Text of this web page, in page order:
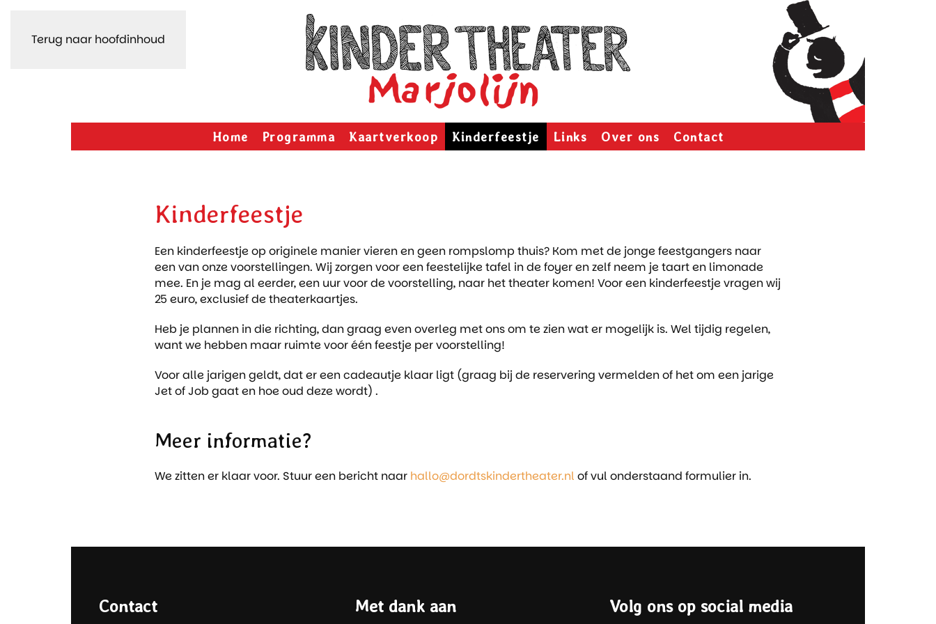
Terug naar hoofdinhoud
Home Programma Kaartverkoop Kinderfeestje Links Over ons Contact
Kinderfeestje
Een kinderfeestje op originele manier vieren en geen rompslomp thuis? Kom met de jonge feestgangers naar
een van onze voorstellingen. Wij zorgen voor een feestelijke tafel in de foyer en zelf neem je taart en limonade
mee. En je mag al eerder, een uur voor de voorstelling, naar het theater komen! Voor een kinderfeestje vragen wij
25 euro, exclusief de theaterkaartjes.
Heb je plannen in die richting, dan graag even overleg met ons om te zien wat er mogelijk is. Wel tijdig regelen,
want we hebben maar ruimte voor één feestje per voorstelling!
Voor alle jarigen geldt, dat er een cadeautje klaar ligt (graag bij de reservering vermelden of het om een jarige
Jet of Job gaat en hoe oud deze wordt) .
Meer informatie?
We zitten er klaar voor. Stuur een bericht naar hallo@dordtskindertheater.nl of vul onderstaand formulier in.
Contact Met dank aan Volg ons op social media